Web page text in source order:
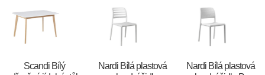
Scandi Bílý
Nardi Bílá plastová
Nardi Bílá plastová